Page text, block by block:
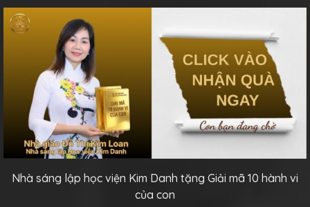
Nhà sáng lập học viện Kim Danh tặng Giải mã 10 hành vi
của con